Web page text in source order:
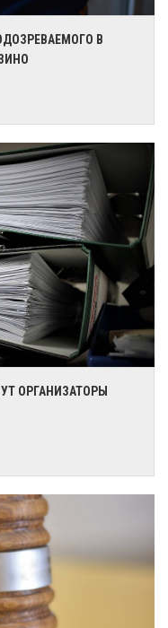
В
ОРГАНИЗАТОРЫ